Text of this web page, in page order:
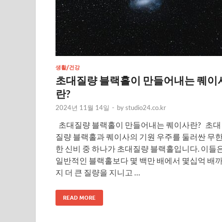
생활/건강
초대질량 블랙홀이 만들어내는 퀘이
란?
2024년 11월 14일 - bystudio24.co.kr
초대질량 블랙홀이 만들어내는 퀘이사란? 초대
질량 블랙홀과 퀘이사의 기원 우주를 둘러싼 무
한 신비 중 하나가 초대질량 블랙홀입니다. 이들
일반적인 블랙홀보다 몇 백만 배에서 몇십억 배
지 더 큰 질량을 지니고 …
READ MORE